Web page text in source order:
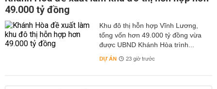
49.000 tỷ đồng
Khu đô thị hỗn hợp Vĩnh Lương,
tổng vốn hơn 49.000 tỷ đồng vừa
được UBND Khánh Hòa trình...
DỰ ÁN 23 giờ trước